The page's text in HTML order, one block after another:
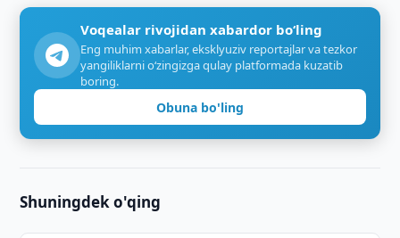
Voqealar rivojidan xabardor bo‘ling
Eng muhim xabarlar, eksklyuziv reportajlar va tezkor
yangiliklarni o‘zingizga qulay platformada kuzatib
boring.
Obuna bo'ling
Shuningdek o'qing